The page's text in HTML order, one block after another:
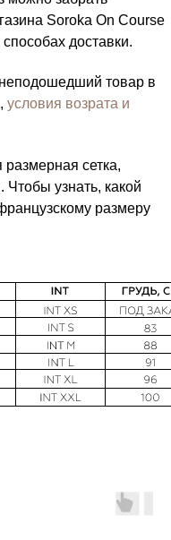
Soroka On Course
способах доставки.
товар в
условия возрата и
сетка,
узнать, какой
размеру